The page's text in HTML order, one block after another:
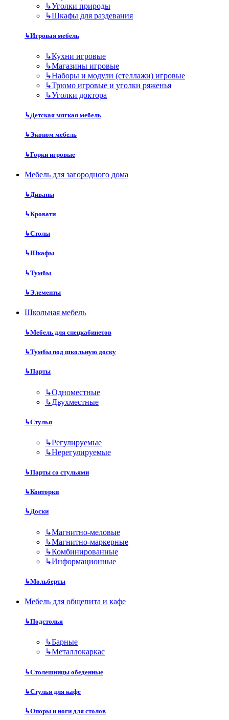
↳Уголки природы
↳Шкафы для раздевания
↳Игровая мебель
↳Кухни игровые
↳Магазины игровые
↳Наборы и модули (стеллажи) игровые
↳Трюмо игровые и уголки ряженья
↳Уголки доктора
↳Детская мягкая мебель
↳Эконом мебель
↳Горки игровые
Мебель для загородного дома
↳Диваны
↳Кровати
↳Столы
↳Шкафы
↳Тумбы
↳Элементы
Школьная мебель
↳Мебель для спецкабинетов
↳Тумбы под школьную доску
↳Парты
↳Одноместные
↳Двухместные
↳Стулья
↳Регулируемые
↳Нерегулируемые
↳Парты со стульями
↳Конторки
↳Доски
↳Магнитно-меловые
↳Магнитно-маркерные
↳Комбинированные
↳Информационные
↳Мольберты
Мебель для общепита и кафе
↳Подстолья
↳Барные
↳Металлокаркас
↳Столешницы обеденные
↳Стулья для кафе
↳Опоры и ноги для столов